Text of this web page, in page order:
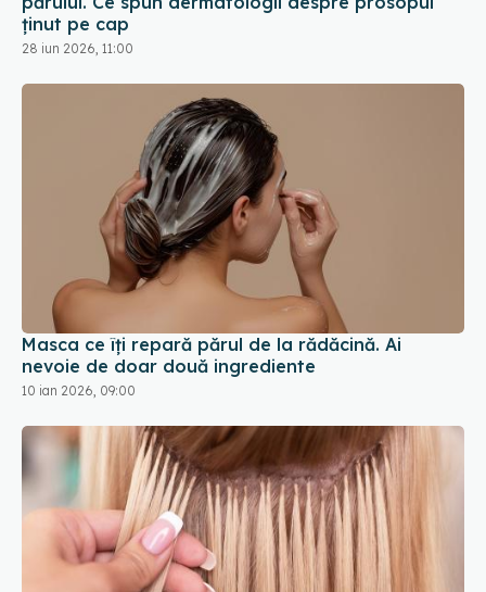
ținut pe cap
28 iun 2026, 11:00
Masca ce îți repară părul de la rădăcină. Ai
nevoie de doar două ingrediente
10 ian 2026, 09:00